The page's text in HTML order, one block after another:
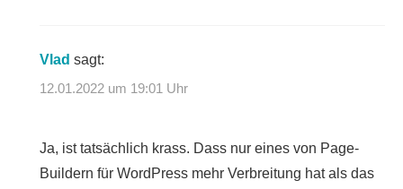
Vlad sagt:
12.01.2022 um 19:01 Uhr
Ja, ist tatsächlich krass. Dass nur eines von Page-
Buildern für WordPress mehr Verbreitung hat als das